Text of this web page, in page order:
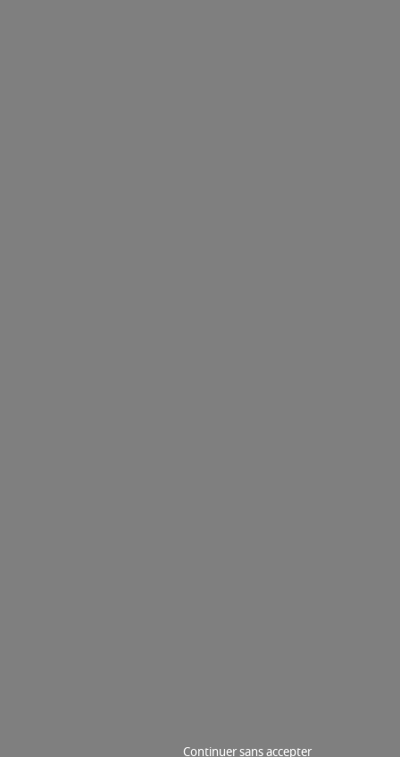
Continuer sans accepter